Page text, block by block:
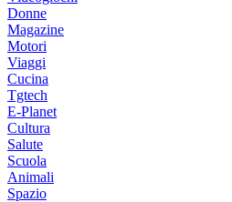
Donne
Magazine
Motori
Viaggi
Cucina
Tgtech
E-Planet
Cultura
Salute
Scuola
Animali
Spazio